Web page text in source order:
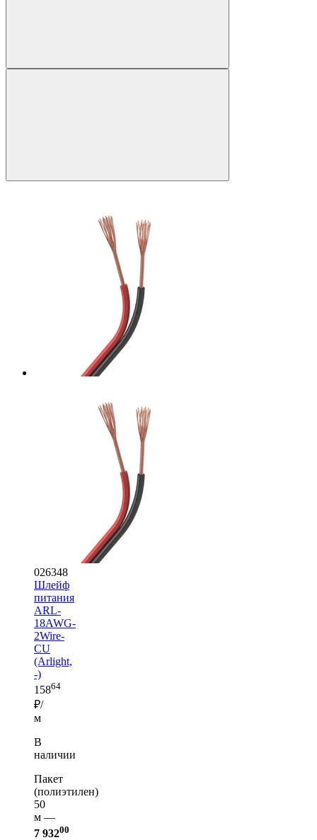
026348
Шлейф
питания
ARL-
18AWG-
2Wire-
CU
(Arlight,
-)
15864
₽/
м
В
наличии
Пакет
(полиэтилен)
50
м —
7 93200